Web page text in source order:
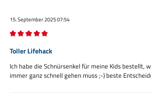
15. September 2025 07:54
Bewertung mit 5 von 5 Sternen
Toller Lifehack
Ich habe die Schnürsenkel für meine Kids bestellt,
immer ganz schnell gehen muss ;-) beste